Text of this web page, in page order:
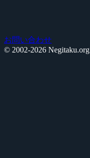
お問い合わせ
© 2002-2026 Negitaku.org